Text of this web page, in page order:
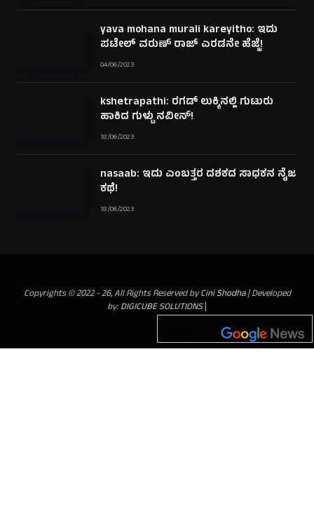
yava mohana murali kareyitho: ಇದು
ಪಟೇಲ್ ವರುಣ್ ರಾಜ್ ಎರಡನೇ ಹೆಜ್ಜೆ!
04/06/2023
kshetrapathi: ರಗಡ್ ಲುಕ್ಕಿನಲ್ಲಿ ಗುಟುರು
ಹಾಕಿದ ಗುಳ್ಟು ನವೀನ್!
18/06/2023
nasaab: ಇದು ಎಂಬತ್ತರ ದಶಕದ ಸಾಧಕನ ನೈಜ
ಕಥೆ!
18/06/2023
Copyrights © 2022 - 26, All Rights Reserved byCini Shodha| Developed
by:DIGICUBE SOLUTIONS|